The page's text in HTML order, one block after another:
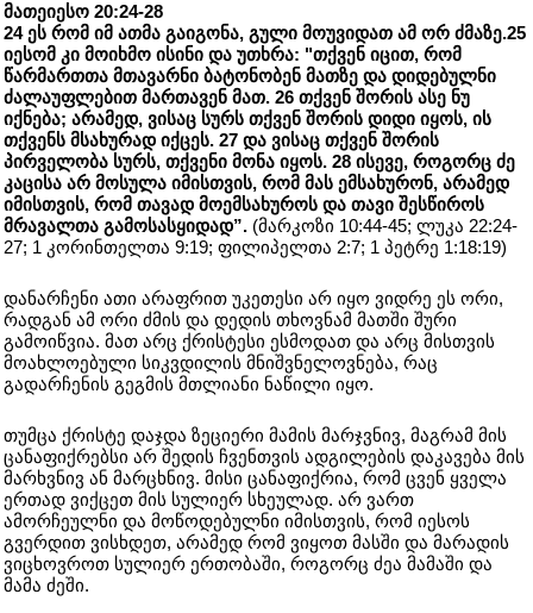
მათეიესო 20:24-28
24 ეს რომ იმ ათმა გაიგონა, გული მოუვიდათ ამ ორ ძმაზე.25
იესომ კი მოიხმო ისინი და უთხრა: "თქვენ იცით, რომ
წარმართთა მთავარნი ბატონობენ მათზე და დიდებულნი
ძალაუფლებით მართავენ მათ. 26 თქვენ შორის ასე ნუ
იქნება; არამედ, ვისაც სურს თქვენ შორის დიდი იყოს, ის
თქვენს მსახურად იქცეს. 27 და ვისაც თქვენ შორის
პირველობა სურს, თქვენი მონა იყოს. 28 ისევე, როგორც ძე
კაცისა არ მოსულა იმისთვის, რომ მას ემსახურონ, არამედ
იმისთვის, რომ თავად მოემსახუროს და თავი შესწიროს
მრავალთა გამოსასყიდად”. (მარკოზი 10:44-45; ლუკა 22:24-
27; 1 კორინთელთა 9:19; ფილიპელთა 2:7; 1 პეტრე 1:18:19)
დანარჩენი ათი არაფრით უკეთესი არ იყო ვიდრე ეს ორი,
რადგან ამ ორი ძმის და დედის თხოვნამ მათში შური
გამოიწვია. მათ არც ქრისტესი ესმოდათ და არც მისთვის
მოახლოებული სიკვდილის მნიშვნელოვნება, რაც
გადარჩენის გეგმის მთლიანი ნაწილი იყო.
თუმცა ქრისტე დაჯდა ზეციერი მამის მარჯვნივ, მაგრამ მის
ცანაფიქრებსი არ შედის ჩვენთვის ადგილების დაკავება მის
მარხვნივ ან მარცხნივ. მისი ცანაფიქრია, რომ ცვენ ყველა
ერთად ვიქცეთ მის სულიერ სხეულად. არ ვართ
ამორჩეულნი და მოწოდებულნი იმისთვის, რომ იესოს
გვერდით ვისხდეთ, არამედ რომ ვიყოთ მასში და მარადის
ვიცხოვროთ სულიერ ერთობაში, როგორც ძეა მამაში და
მამა ძეში.